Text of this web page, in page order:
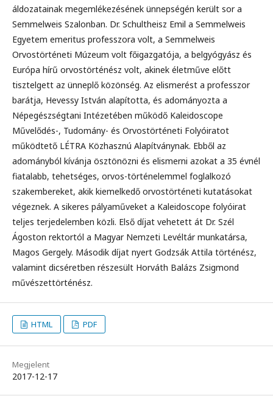
áldozatainak megemlékezésének ünnepségén került sor a
Semmelweis Szalonban. Dr. Schultheisz Emil a Semmelweis
Egyetem emeritus professzora volt, a Semmelweis
Orvostörténeti Múzeum volt főigazgatója, a belgyógyász és
Európa hírű orvostörténész volt, akinek életműve előtt
tisztelgett az ünneplő közönség. Az elismerést a professzor
barátja, Hevessy István alapította, és adományozta a
Népegészségtani Intézetében működő Kaleidoscope
Művelődés-, Tudomány- és Orvostörténeti Folyóiratot
működtető LÉTRA Közhasznú Alapítványnak. Ebből az
adományból kívánja ösztönözni és elismerni azokat a 35 évnél
fiatalabb, tehetséges, orvos-történelemmel foglalkozó
szakembereket, akik kiemelkedő orvostörténeti kutatásokat
végeznek. A sikeres pályaműveket a Kaleidoscope folyóirat
teljes terjedelemben közli. Első díjat vehetett át Dr. Szél
Ágoston rektortól a Magyar Nemzeti Levéltár munkatársa,
Magos Gergely. Második díjat nyert Godzsák Attila történész,
valamint dicséretben részesült Horváth Balázs Zsigmond
művészettörténész.
HTML PDF
Megjelent
2017-12-17